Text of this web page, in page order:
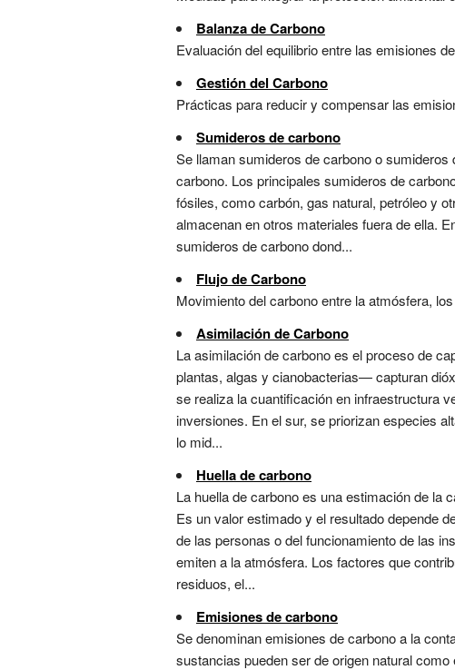
Balanza de Carbono
Evaluación del equilibrio entre las emisiones
Gestión del Carbono
Prácticas para reducir y compensar las
Sumideros de carbono
Se llaman sumideros de carbono o
carbono. Los principales sumideros de
fósiles, como carbón, gas natural, petróleo y
almacenan en otros materiales fuera de ella.
sumideros de carbono dond...
Flujo de Carbono
Movimiento del carbono entre la atmósfera,
Asimilación de Carbono
La asimilación de carbono es el proceso de
plantas, algas y cianobacterias— capturan
se realiza la cuantificación en infraestructura
inversiones. En el sur, se priorizan especies
lo mid...
Huella de carbono
La huella de carbono es una estimación de la
Es un valor estimado y el resultado depende
de las personas o del funcionamiento de las
emiten a la atmósfera. Los factores que
residuos, el...
Emisiones de carbono
Se denominan emisiones de carbono a la
sustancias pueden ser de origen natural